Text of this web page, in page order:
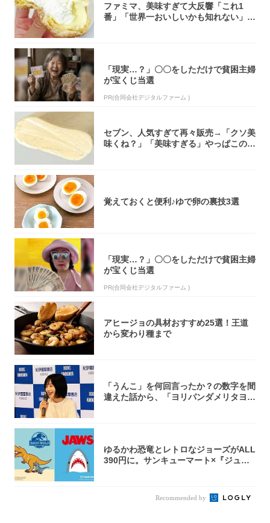
ファミマ、美味すぎて大反響「これ1
番」「世界一おいしいかも知れない」
「現実…？」〇〇をしただけで貧困主婦
が宝くじ当選
PR(合同会社デジタルファーム )
セブン、人気すぎて再々販売→「クソ美
味くね？」「美味すぎる」やっぱこのク
覚えておくと便利♪ゆで卵の裏技3選
「現実…？」〇〇をしただけで貧困主婦
が宝くじ当選
PR(合同会社デジタルファーム )
アヒージョの具材おすすめ25選！王道
から変わり種まで
「うんこ」を何回言ったか？の数字を間
違えた話から、「ヨリパンダメリタヨコ
ゆるかわ恐竜とレトロなジョーズがALL
390円に。サンキューマート×『ジュラ
Recommended by